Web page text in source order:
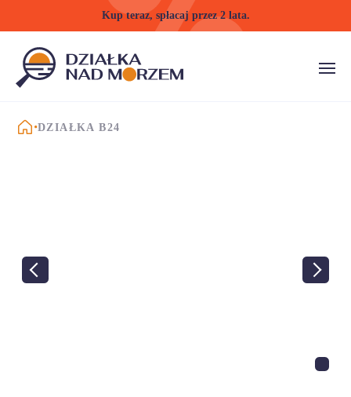
Kup teraz, spłacaj przez 2 lata.
STRONA GŁÓWNA
DZIAŁKA B24